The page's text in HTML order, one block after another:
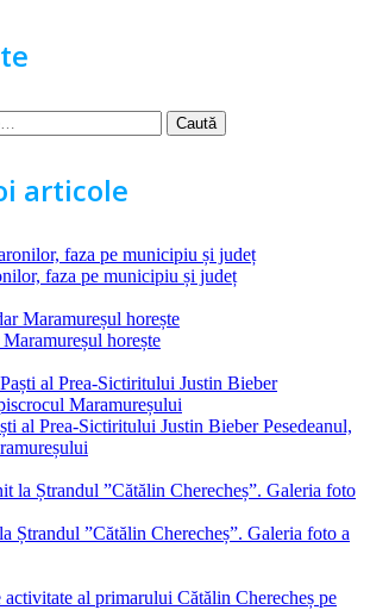
articole
faza pe municipiu și județ
horește
al Prea-Sictiritului Justin Bieber Pesedeanul,
Ștrandul ”Cătălin Cherecheș”. Galeria foto a